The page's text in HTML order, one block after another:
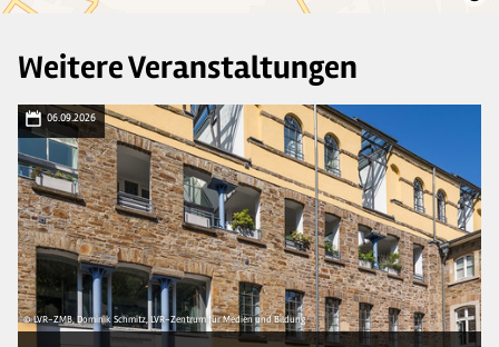
Weitere Veranstaltungen
06.09.2026
© LVR-ZMB, Dominik Schmitz, LVR-Zentrum für Medien und Bildung